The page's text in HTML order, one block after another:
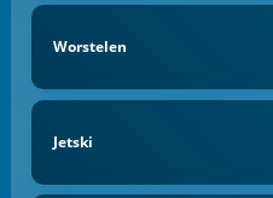
Worstelen
Jetski